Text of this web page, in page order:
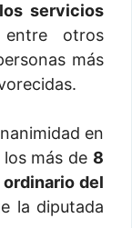
servicios
otros
más
en
más de 8
del
la diputada